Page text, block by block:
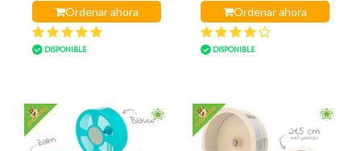
Ordenar ahora
DISPONIBLE
Ordenar ahora
DISPONIBLE